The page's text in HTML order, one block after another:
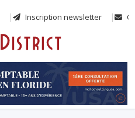
Inscription newsletter